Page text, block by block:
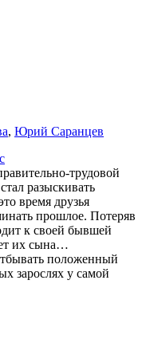
, Юрий Саранцев
трудовой
разыскивать
время друзья
прошлое. Потеряв
к своей бывшей
их сына…
положенный
зарослях у самой